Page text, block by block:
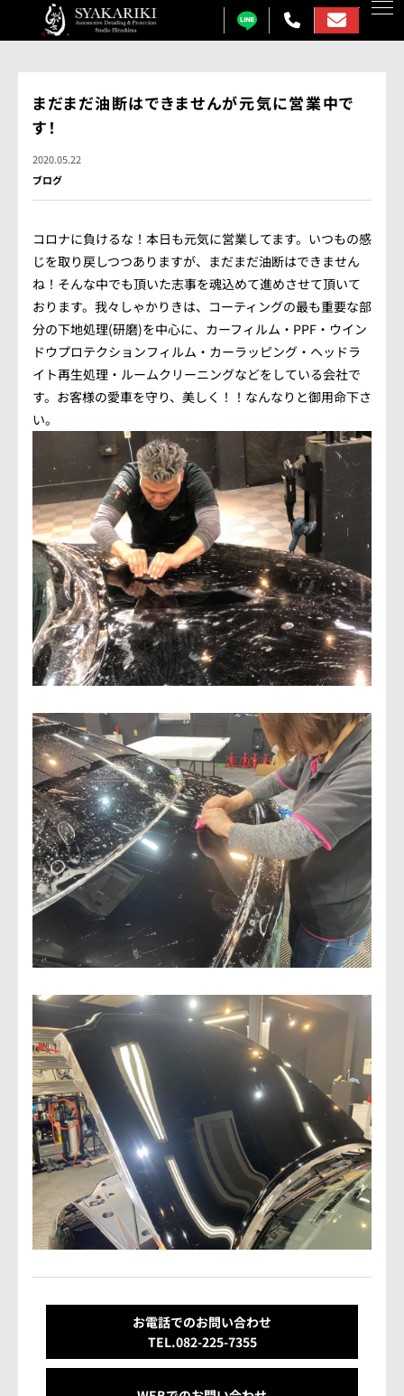
プロテクションフィルム
カーフィルム
カーラッピング
ガラス研磨
しゃかりきについて
施工事例
各メニュー料金表
会社概要
アクセス情報
お気軽にお問い合わせください。
TEL.082-225-7355
LINEでお問い合わせ
営業時間：10:00~18:00（日・祝10:00~17:00）
定休日：第3日曜/水曜定休
まだまだ油断はできませんが元気に営業中で
す！
2020.05.22
ブログ
コロナに負けるな！本日も元気に営業してます。いつもの感
じを取り戻しつつありますが、まだまだ油断はできません
ね！そんな中でも頂いた志事を魂込めて進めさせて頂いて
おります。我々しゃかりきは、コーティングの最も重要な部
分の下地処理(研磨)を中心に、カーフィルム・PPF・ウイン
ドウプロテクションフィルム・カーラッピング・ヘッドラ
イト再生処理・ルームクリーニングなどをしている会社で
す。お客様の愛車を守り、美しく！！なんなりと御用命下さ
い。
お電話でのお問い合わせ
TEL.082-225-7355